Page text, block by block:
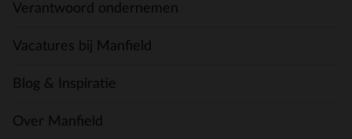
Verantwoord ondernemen
Vacatures bij Manfield
Blog & Inspiratie
Over Manfield